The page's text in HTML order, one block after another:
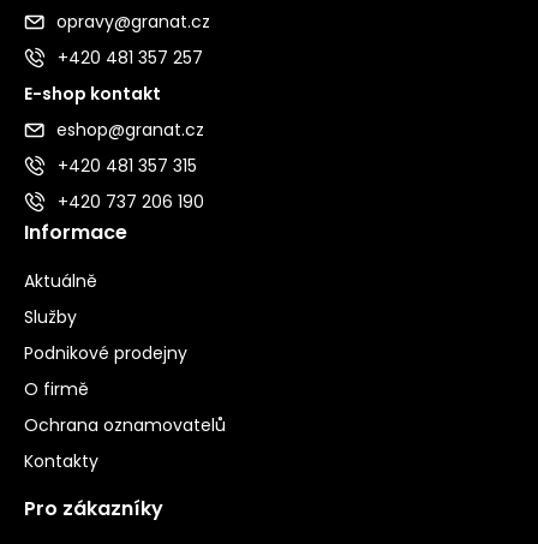
opravy@granat.cz
+420 481 357 257
E-shop kontakt
eshop@granat.cz
+420 481 357 315
+420 737 206 190
Informace
Aktuálně
Služby
Podnikové prodejny
O firmě
Ochrana oznamovatelů
Kontakty
Pro zákazníky